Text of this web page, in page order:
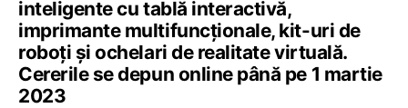
inteligente cu tablă interactivă,
imprimante multifuncționale, kit-uri de
roboți și ochelari de realitate virtuală.
Cererile se depun online până pe 1 martie
2023